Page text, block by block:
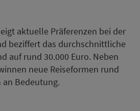
aktuelle Präferenzen bei der
beziffert das durchschnittliche
auf rund 30.000 Euro. Neben
neue Reiseformen rund
Bedeutung.